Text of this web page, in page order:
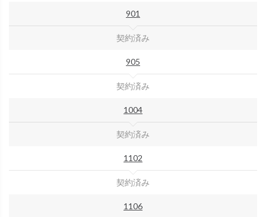
901
契約済み
905
契約済み
1004
契約済み
1102
契約済み
1106